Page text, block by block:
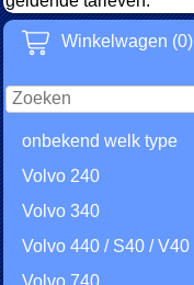
Winkelwagen (0)
onbekend welk type
Volvo 240
Volvo 340
Volvo 440 / S40 / V40
Volvo 740